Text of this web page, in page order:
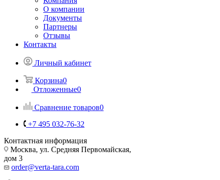
О компании
Документы
Партнеры
Отзывы
Контакты
Личный кабинет
Корзина0
Отложенные0
Сравнение товаров0
+7 495 032-76-32
Контактная информация
Москва, ул. Средняя Первомайская,
дом 3
order@verta-tara.com